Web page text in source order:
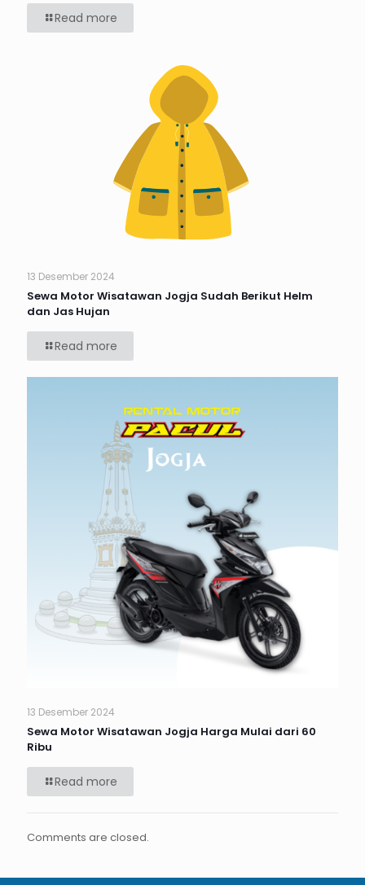
Read more
13 Desember 2024
Sewa Motor Wisatawan Jogja Sudah Berikut Helm
dan Jas Hujan
Read more
13 Desember 2024
Sewa Motor Wisatawan Jogja Harga Mulai dari 60
Ribu
Read more
Comments are closed.